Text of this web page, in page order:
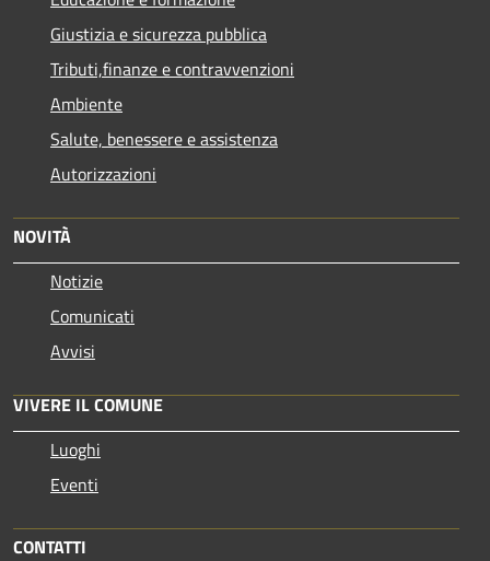
Giustizia e sicurezza pubblica
Tributi,finanze e contravvenzioni
Ambiente
Salute, benessere e assistenza
Autorizzazioni
NOVITÀ
Notizie
Comunicati
Avvisi
VIVERE IL COMUNE
Luoghi
Eventi
CONTATTI